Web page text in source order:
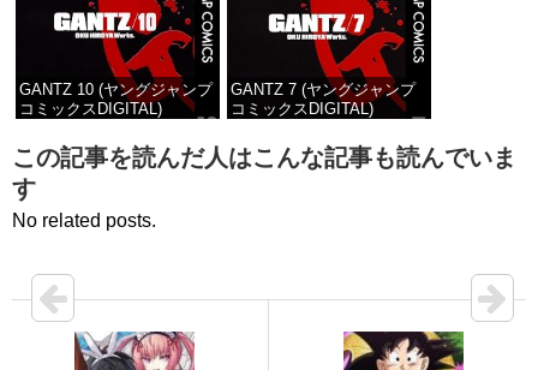
GANTZ 10 (ヤングジャンプ
コミックスDIGITAL)
価格：¥100
GANTZ 7 (ヤングジャンプ
コミックスDIGITAL)
価格：¥100
この記事を読んだ人はこんな記事も読んでいま
す
No related posts.